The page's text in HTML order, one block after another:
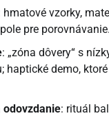
hmatové vzorky,
pre porovnávanie.
: „zóna dôvery“ s
haptické demo,
odovzdanie: rituál